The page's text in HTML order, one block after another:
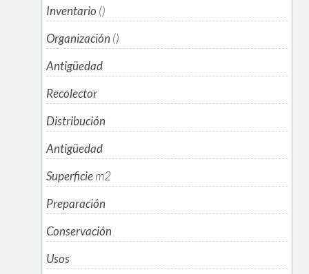
Inventario ()
Organización ()
Antigüedad
Recolector
Distribución
Antigüedad
Superficiem2
Preparación
Conservación
Usos